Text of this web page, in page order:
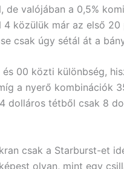
de valójában a 0,5%
közülük már az első 20
csak úgy sétál át a
00 közti különbség,
a nyerő kombinációk
dolláros tétből csak 8
csak a Starburst-et
olyan, mint egy